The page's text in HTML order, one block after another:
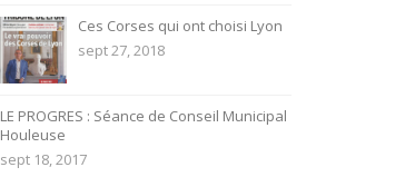
Ces Corses qui ont choisi Lyon
sept 27, 2018
LE PROGRES : Séance de Conseil Municipal
Houleuse
sept 18, 2017